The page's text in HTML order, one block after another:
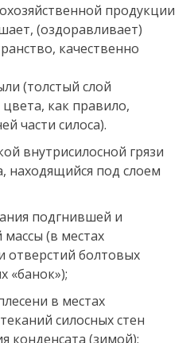
продукции
(оздоравливает)
качественно
(толстый слой
как правило,
части силоса).
внутрисилосной грязи
находящийся под слоем
подгнившей и
(в местах
болтовых
«банок»);
в местах
силосных стен
конденсата (зимой);